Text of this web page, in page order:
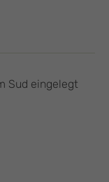
Sud eingelegt